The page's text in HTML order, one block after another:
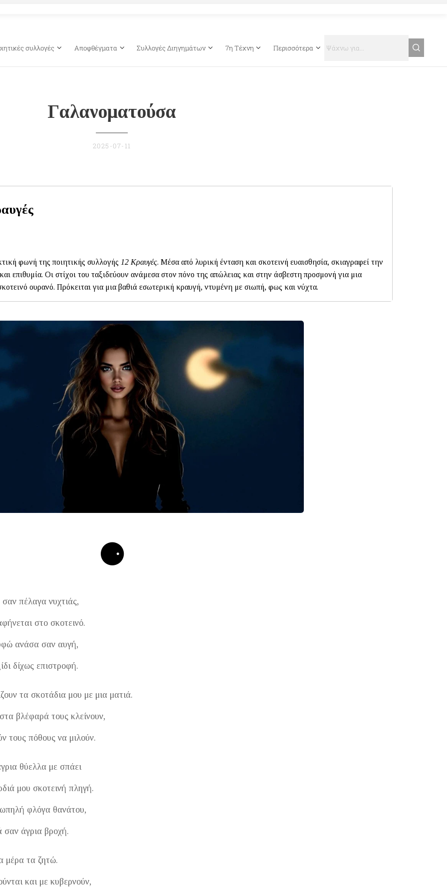
συλλογές Αποφθέγματα Συλλογές Διηγημάτων 7η Τέχνη Περισσότερα
Γαλανοματούσα
2025-07-11
φωνή της ποιητικής συλλογής 12 Κραυγές. Μέσα από λυρική ένταση και σκοτεινή ευαισθησία, σκιαγραφεί την
επιθυμία. Οι στίχοι του ταξιδεύουν ανάμεσα στον πόνο της απώλειας και στην άσβεστη προσμονή για μια
ουρανό. Πρόκειται για μια βαθιά εσωτερική κραυγή, ντυμένη με σιωπή, φως και νύχτα.
⚈
πέλαγα νυχτιάς,
στο σκοτεινό.
ανάσα σαν αυγή,
δίχως επιστροφή.
τα σκοτάδια μου με μια ματιά.
βλέφαρά τους κλείνουν,
τους πόθους να μιλούν.
θύελλα με σπάει
μου σκοτεινή πληγή.
φλόγα θανάτου,
σαν άγρια βροχή.
μέρα τα ζητώ.
και με κυβερνούν,